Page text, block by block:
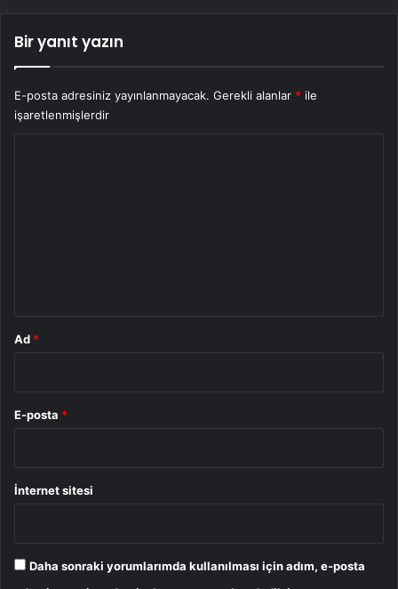
Bir yanıt yazın
E-posta adresiniz yayınlanmayacak. Gerekli alanlar * ile
işaretlenmişlerdir
Ad *
E-posta *
İnternet sitesi
Daha sonraki yorumlarımda kullanılması için adım, e-posta